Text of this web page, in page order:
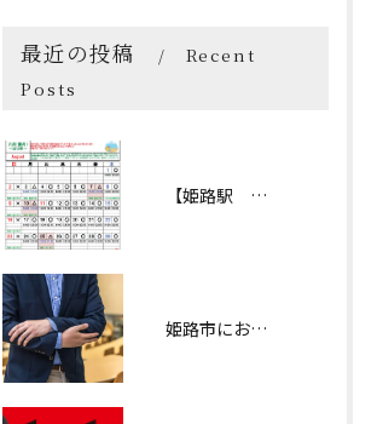
最近の投稿
Recent
Posts
【姫路駅 自習室】2026年８月 自習カレンダー② （KATEKYO学院姫路校）
姫路市における私立中学生のお悩み（白陵、淳心、賢明、東洋などなど・・・）